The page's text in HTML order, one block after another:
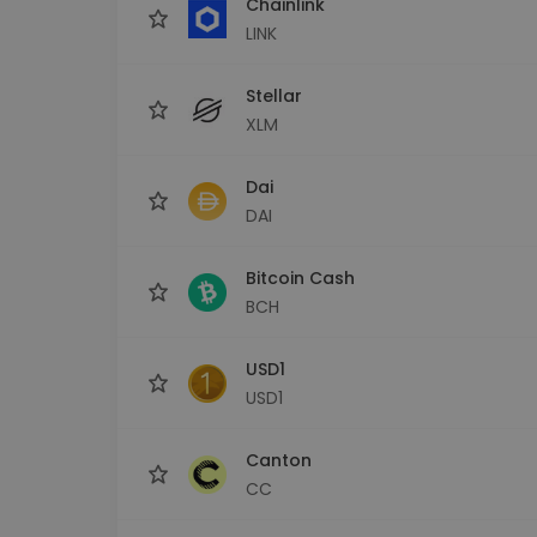
LINK
Stellar
XLM
Dai
DAI
Bitcoin Cash
BCH
USD1
USD1
Canton
CC